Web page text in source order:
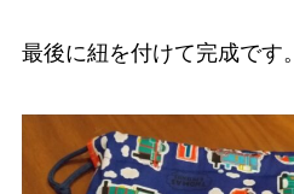
最後に紐を付けて完成です。